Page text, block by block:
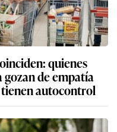
quienes
de empatía
autocontrol